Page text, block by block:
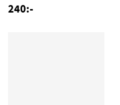
240:-